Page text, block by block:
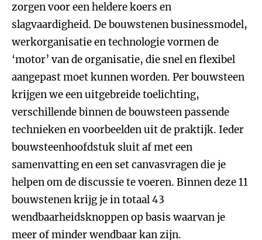
zorgen voor een heldere koers en
slagvaardigheid. De bouwstenen businessmodel,
werkorganisatie en technologie vormen de
‘motor’ van de organisatie, die snel en flexibel
aangepast moet kunnen worden. Per bouwsteen
krijgen we een uitgebreide toelichting,
verschillende binnen de bouwsteen passende
technieken en voorbeelden uit de praktijk. Ieder
bouwsteenhoofdstuk sluit af met een
samenvatting en een set canvasvragen die je
helpen om de discussie te voeren. Binnen deze 11
bouwstenen krijg je in totaal 43
wendbaarheidsknoppen op basis waarvan je
meer of minder wendbaar kan zijn.